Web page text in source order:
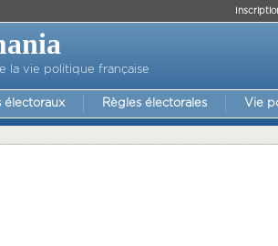
la vie politique française
électoraux Règles électorales Vie